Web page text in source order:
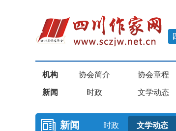
机构 协会简介 协会章程
新闻 时政 文学动态
新闻 时政 文学动态